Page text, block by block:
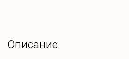
Описание